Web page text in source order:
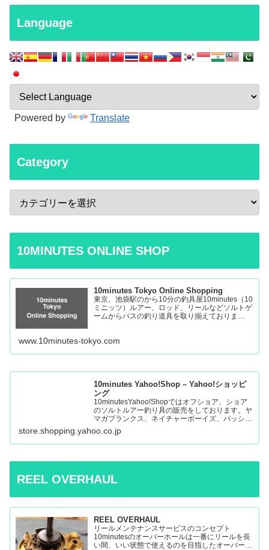
Language
Powered by Translate
Category
10MINUTES ONLINE SHOP
10minutes Tokyo Online Shopping
東京、池袋駅のから10分の釣具屋10minutes（10
ミニッツ）ルアー、ロッド、リールなどソルトゲ
ームからバスの釣り道具を取り揃えておりま
www.10minutes-tokyo.com
10minutes Yahoo!Shop – Yahoo!ショッピ
ング
10minutesYahoo!Shopではオフショア、ショア
のソルトルアー釣り具の販売をしております。ヤ
マガブランクス、ネイチャーボーイズ、パッショ
ンズ、マシオなど:10minutes Yahoo!Shop – 通販
– LINEアカウント…
store.shopping.yahoo.co.jp
REEL OVERHAUL
REEL OVERHAUL
リールメンテナンスサービスのコンセプト
10minutesのオーバーホールは一番にリールを長
い間、いい状態で使えるのを目指したオーバーホ